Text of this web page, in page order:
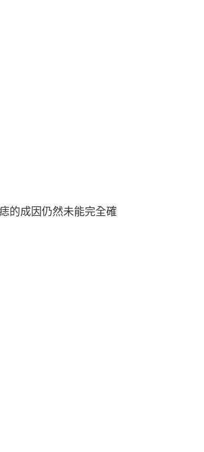
的成因仍然未能完全確